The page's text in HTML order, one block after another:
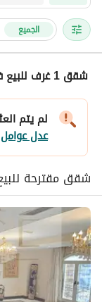
الجميع
شقق 1 غرف للبيع في الاندلس الجديده، التجمع الخامس
لم يتم
عدل عوامل
شقق مقترحة